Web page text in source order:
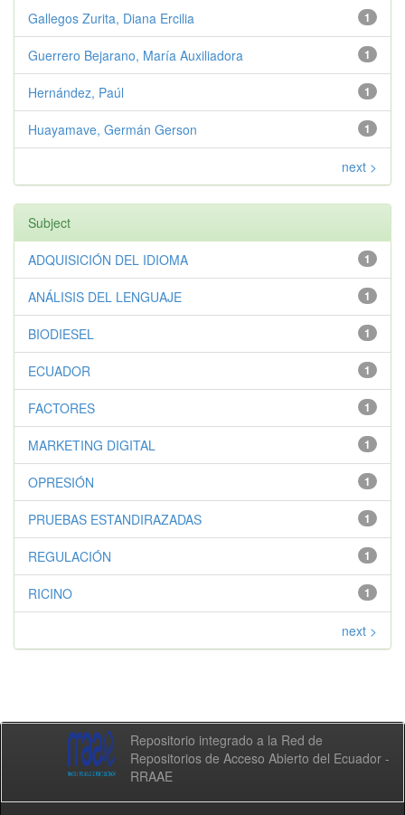
1
Gallegos Zurita, Diana Ercilia
1
Guerrero Bejarano, María Auxiliadora
1
Hernández, Paúl
1
Huayamave, Germán Gerson
next >
Subject
1
ADQUISICIÓN DEL IDIOMA
1
ANÁLISIS DEL LENGUAJE
1
BIODIESEL
1
ECUADOR
1
FACTORES
1
MARKETING DIGITAL
1
OPRESIÓN
1
PRUEBAS ESTANDIRAZADAS
1
REGULACIÓN
1
RICINO
next >
Repositorio integrado a la Red de
Repositorios de Acceso Abierto del Ecuador -
RRAAE